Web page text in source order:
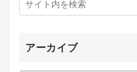
アーカイブ